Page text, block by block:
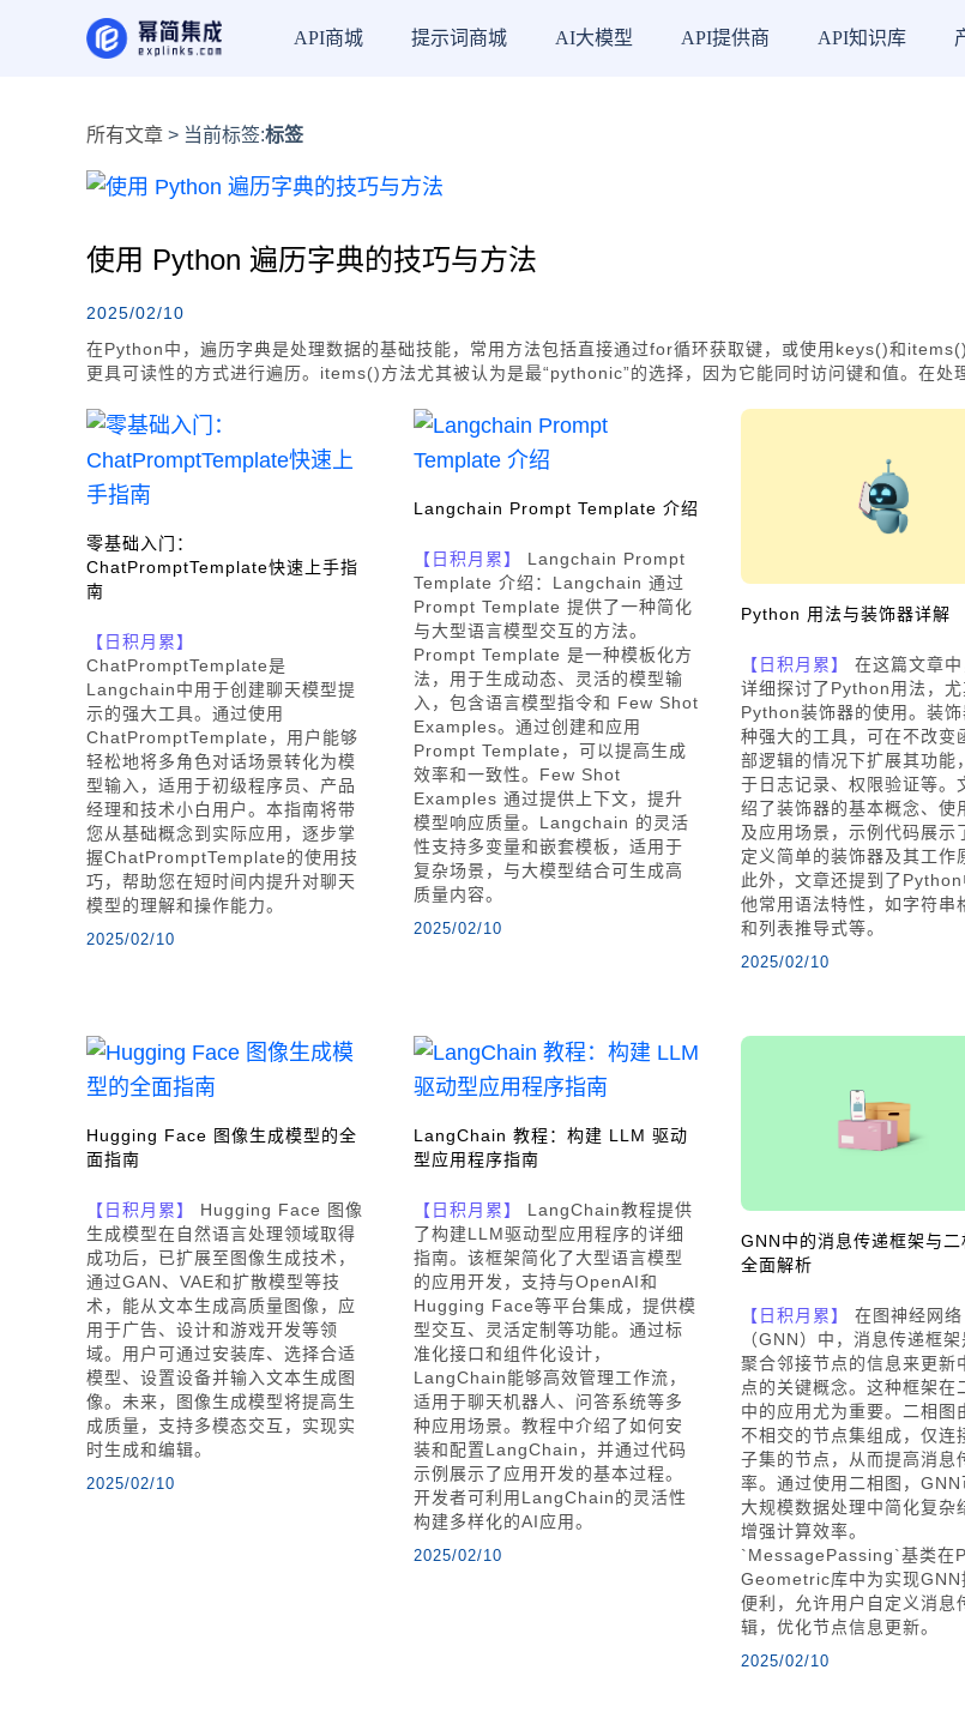
API商城 提示词商城 AI大模型 API提供商 API知识库
所有文章 > 当前标签:标签
使用 Python 遍历字典的技巧与方法
2025/02/10
在Python中，遍历字典是处理数据的基础技能，常用方法包括直接通过for循环获取键，或使用keys()和
更具可读性的方式进行遍历。items()方法尤其被认为是最“pythonic”的选择，因为它能同时访问键和值。在处
效地处理Python字典数据结构。
零基础入门：
ChatPromptTemplate快速上手指
南
【日积月累】
ChatPromptTemplate是
Langchain中用于创建聊天模型提
示的强大工具。通过使用
ChatPromptTemplate，用户能够
轻松地将多角色对话场景转化为模
型输入，适用于初级程序员、产品
经理和技术小白用户。本指南将带
您从基础概念到实际应用，逐步掌
握ChatPromptTemplate的使用技
巧，帮助您在短时间内提升对聊天
模型的理解和操作能力。
2025/02/10
Langchain Prompt Template 介绍
【日积月累】
Langchain Prompt
Template 介绍：Langchain 通过
Prompt Template 提供了一种简化
与大型语言模型交互的方法。
Prompt Template 是一种模板化方
法，用于生成动态、灵活的模型输
入，包含语言模型指令和 Few Shot
Examples。通过创建和应用
Prompt Template，可以提高生成
效率和一致性。Few Shot
Examples 通过提供上下文，提升
模型响应质量。Langchain 的灵活
性支持多变量和嵌套模板，适用于
复杂场景，与大模型结合可生成高
质量内容。
2025/02/10
Python 用法与装饰器详解
【日积月累】
在这篇文章中
详细探讨了Python用法，尤
Python装饰器的使用。装
种强大的工具，可在不改变
部逻辑的情况下扩展其功能
于日志记录、权限验证等。
绍了装饰器的基本概念、使
及应用场景，示例代码展示
定义简单的装饰器及其工作
此外，文章还提到了
他常用语法特性，如字符串
和列表推导式等。
2025/02/10
Hugging Face 图像生成模型的全
面指南
【日积月累】
Hugging Face 图像
生成模型在自然语言处理领域取得
成功后，已扩展至图像生成技术，
通过GAN、VAE和扩散模型等技
术，能从文本生成高质量图像，应
用于广告、设计和游戏开发等领
域。用户可通过安装库、选择合适
模型、设置设备并输入文本生成图
像。未来，图像生成模型将提高生
成质量，支持多模态交互，实现实
时生成和编辑。
2025/02/10
LangChain 教程：构建 LLM 驱动
型应用程序指南
【日积月累】
LangChain教程提供
了构建LLM驱动型应用程序的详细
指南。该框架简化了大型语言模型
的应用开发，支持与OpenAI和
Hugging Face等平台集成，提供模
型交互、灵活定制等功能。通过标
准化接口和组件化设计，
LangChain能够高效管理工作流，
适用于聊天机器人、问答系统等多
种应用场景。教程中介绍了如何安
装和配置LangChain，并通过代码
示例展示了应用开发的基本过程。
开发者可利用LangChain的灵活性
构建多样化的AI应用。
2025/02/10
GNN中的消息传递框架与二
全面解析
【日积月累】
在图神经网络
（GNN）中，消息传递框
聚合邻接节点的信息来更新
点的关键概念。这种框架在
中的应用尤为重要。二相图
不相交的节点集组成，仅连
子集的节点，从而提高消息
率。通过使用二相图，GNN
大规模数据处理中简化复杂
增强计算效率。
`MessagePassing`基类在
Geometric库中为实现GNN
便利，允许用户自定义消息
辑，优化节点信息更新。
2025/02/10